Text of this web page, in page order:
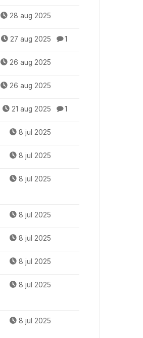
28 aug 2025
27 aug 2025 1
26 aug 2025
26 aug 2025
21 aug 2025 1
8 jul 2025
8 jul 2025
8 jul 2025
8 jul 2025
8 jul 2025
8 jul 2025
8 jul 2025
8 jul 2025